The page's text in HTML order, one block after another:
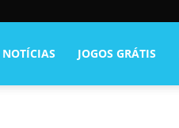
NOTÍCIAS JOGOS GRÁTIS